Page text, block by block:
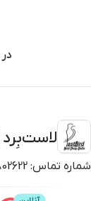
شماره تماس: